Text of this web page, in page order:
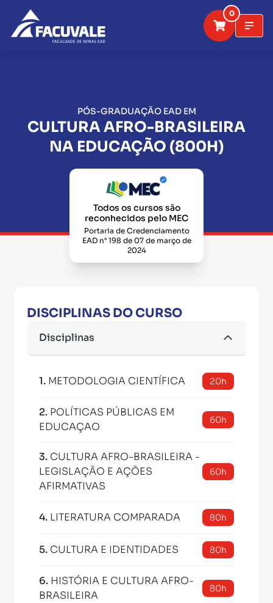
0
PÓS-GRADUAÇÃO EAD EM
CULTURA AFRO-BRASILEIRA
NA EDUCAÇÃO (800H)
Todos os cursos são
reconhecidos pelo MEC
Portaria de Credenciamento
EAD n° 198 de 07 de março de
2024
DISCIPLINAS DO CURSO
Disciplinas
1. METODOLOGIA CIENTÍFICA 20h
2. POLÍTICAS PÚBLICAS EM
EDUCAÇAO
60h
3. CULTURA AFRO-BRASILEIRA -
LEGISLAÇÃO E AÇÕES
AFIRMATIVAS
60h
4. LITERATURA COMPARADA 80h
5. CULTURA E IDENTIDADES 80h
6. HISTÓRIA E CULTURA AFRO-
BRASILEIRA
80h